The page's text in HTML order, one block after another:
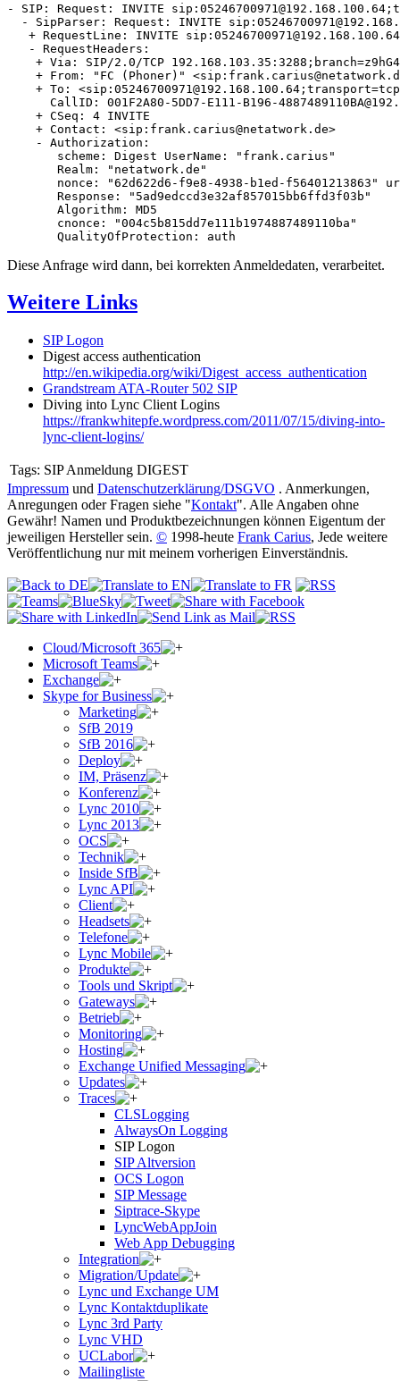
- SIP: Request: INVITE
- SipParser: Request: INVITE
+ RequestLine: INVITE
   - RequestHeaders:
+ Via: SIP/2.0/TCP
+ From: "FC (Phoner)"
+ To:
CallID: 001F2A80-5DD7-E111-B196-
    + CSeq: 4 INVITE
    + Contact: <sip:frank.carius@netatwork.de>
    - Authorization:
       scheme: Digest UserName: "frank.carius"
       Realm: "netatwork.de"
nonce: "62d622d6-f9e8-4938-b1ed-f56401213863"
       Response: "5ad9edccd3e32af857015bb6ffd3f03b"
       Algorithm: MD5
       cnonce: "004c5b815dd7e111b1974887489110ba"
       QualityOfProtection: auth
Diese Anfrage wird dann, bei korrekten Anmeldedaten, verarbeitet.
Weitere Links
SIP Logon
Digest access authentication
http://en.wikipedia.org/wiki/Digest_access_authentication
Grandstream ATA-Router 502 SIP
Diving into Lync Client Logins
https://frankwhitepfe.wordpress.com/2011/07/15/diving-into-
lync-client-logins/
Tags: SIP Anmeldung DIGEST
Impressum und Datenschutzerklärung/DSGVO . Anmerkungen,
Anregungen oder Fragen siehe "Kontakt". Alle Angaben ohne
Gewähr! Namen und Produktbezeichnungen können Eigentum der
jeweiligen Hersteller sein. © 1998-heute Frank Carius, Jede weitere
Veröffentlichung nur mit meinem vorherigen Einverständnis.
Cloud/Microsoft 365
Microsoft Teams
Exchange
Skype for Business
Marketing
SfB 2019
SfB 2016
Deploy
IM, Präsenz
Konferenz
Lync 2010
Lync 2013
OCS
Technik
Inside SfB
Lync API
Client
Headsets
Telefone
Lync Mobile
Produkte
Tools und Skript
Gateways
Betrieb
Monitoring
Hosting
Exchange Unified Messaging
Updates
Traces
CLSLogging
AlwaysOn Logging
SIP Logon
SIP Altversion
OCS Logon
SIP Message
Siptrace-Skype
LyncWebAppJoin
Web App Debugging
Integration
Migration/Update
Lync und Exchange UM
Lync Kontaktduplikate
Lync 3rd Party
Lync VHD
UCLabor
Mailingliste